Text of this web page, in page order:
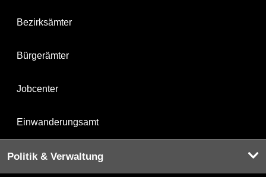
Bezirksämter
Bürgerämter
Jobcenter
Einwanderungsamt
Politik & Verwaltung